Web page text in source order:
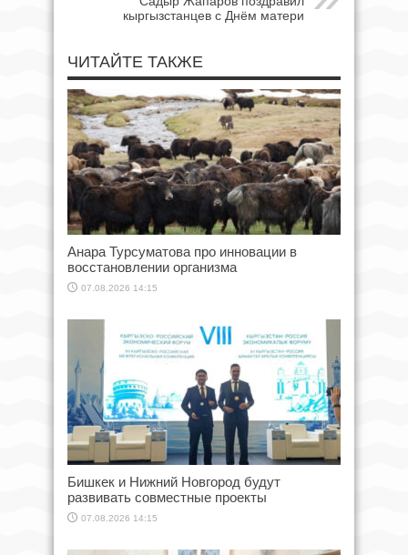
кыргызстанцев с Днём матери
ЧИТАЙТЕ ТАКЖЕ
Анара Турсуматова про инновации в
восстановлении организма
07.08.2026 14:15
Бишкек и Нижний Новгород будут
развивать совместные проекты
07.08.2026 14:15